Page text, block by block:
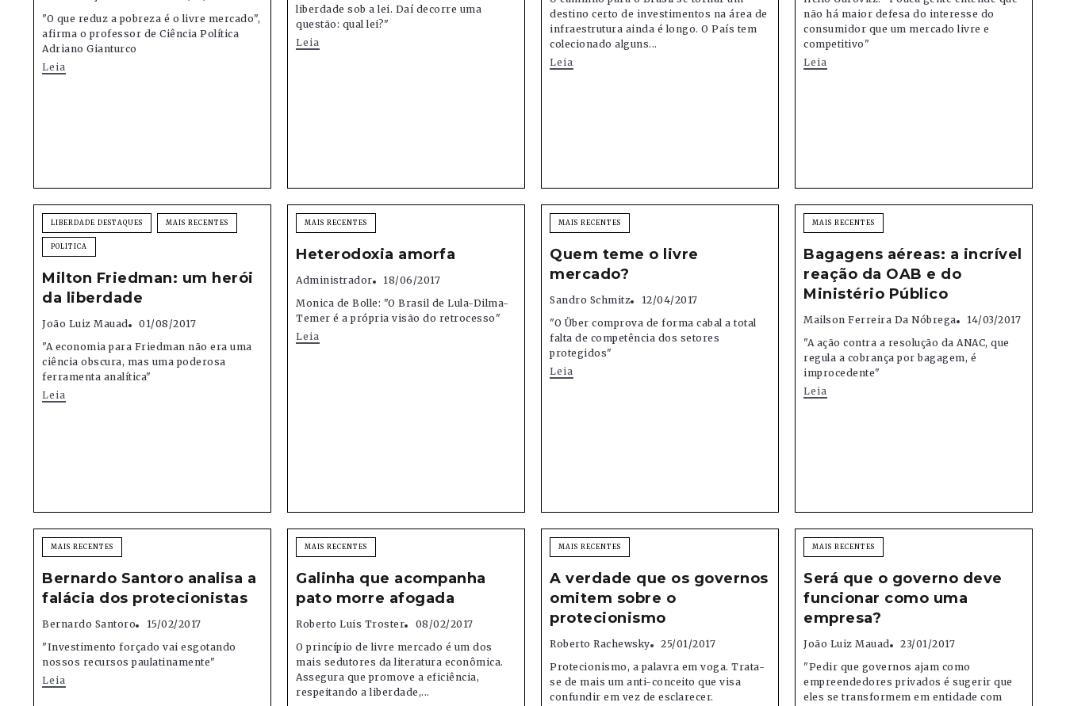
"O que reduz a pobreza é o livre mercado",
afirma o professor de Ciência Política
Adriano Gianturco
Leia
liberdade sob a lei. Daí decorre uma
questão: qual lei?"
Leia
destino certo de investimentos na área de
infraestrutura ainda é longo. O País tem
colecionado alguns...
Leia
não há maior defesa do interesse do
consumidor que um mercado livre e
competitivo"
Leia
LIBERDADE DESTAQUES MAIS RECENTES
POLITICA
Milton Friedman: um herói
da liberdade
João Luiz Mauad
01/08/2017
"A economia para Friedman não era uma
ciência obscura, mas uma poderosa
ferramenta analítica"
Leia
MAIS RECENTES
Heterodoxia amorfa
Administrador
18/06/2017
Monica de Bolle: "O Brasil de Lula-Dilma-
Temer é a própria visão do retrocesso"
Leia
MAIS RECENTES
Quem teme o livre
mercado?
Sandro Schmitz
12/04/2017
"O Über comprova de forma cabal a total
falta de competência dos setores
protegidos"
Leia
MAIS RECENTES
Bagagens aéreas: a incrível
reação da OAB e do
Ministério Público
Mailson Ferreira Da Nóbrega
14/03/2017
"A ação contra a resolução da ANAC, que
regula a cobrança por bagagem, é
improcedente"
Leia
MAIS RECENTES
Bernardo Santoro analisa a
falácia dos protecionistas
Bernardo Santoro
15/02/2017
"Investimento forçado vai esgotando
nossos recursos paulatinamente"
Leia
MAIS RECENTES
Galinha que acompanha
pato morre afogada
Roberto Luis Troster
08/02/2017
O princípio de livre mercado é um dos
mais sedutores da literatura econômica.
Assegura que promove a eficiência,
respeitando a liberdade,...
MAIS RECENTES
A verdade que os governos
omitem sobre o
protecionismo
Roberto Rachewsky
25/01/2017
Protecionismo, a palavra em voga. Trata-
se de mais um anti-conceito que visa
confundir em vez de esclarecer.
MAIS RECENTES
Será que o governo deve
funcionar como uma
empresa?
João Luiz Mauad
23/01/2017
"Pedir que governos ajam como
empreendedores privados é sugerir que
eles se transformem em entidade com